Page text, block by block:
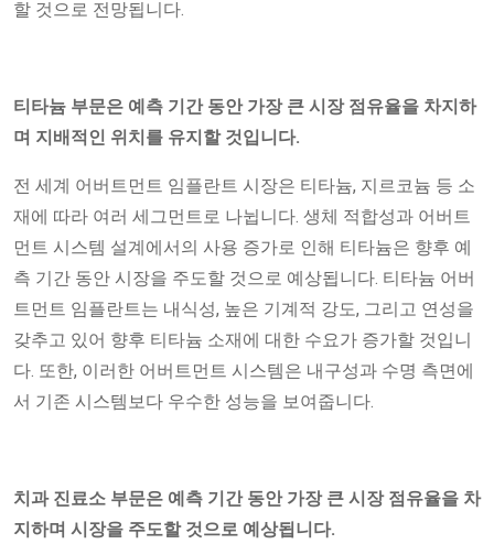
할 것으로 전망됩니다.
티타늄 부문은 예측 기간 동안 가장 큰 시장 점유율을 차지하
며 지배적인 위치를 유지할 것입니다.
전 세계 어버트먼트 임플란트 시장은 티타늄, 지르코늄 등 소
재에 따라 여러 세그먼트로 나뉩니다. 생체 적합성과 어버트
먼트 시스템 설계에서의 사용 증가로 인해 티타늄은 향후 예
측 기간 동안 시장을 주도할 것으로 예상됩니다. 티타늄 어버
트먼트 임플란트는 내식성, 높은 기계적 강도, 그리고 연성을
갖추고 있어 향후 티타늄 소재에 대한 수요가 증가할 것입니
다. 또한, 이러한 어버트먼트 시스템은 내구성과 수명 측면에
서 기존 시스템보다 우수한 성능을 보여줍니다.
치과 진료소 부문은 예측 기간 동안 가장 큰 시장 점유율을 차
지하며 시장을 주도할 것으로 예상됩니다.